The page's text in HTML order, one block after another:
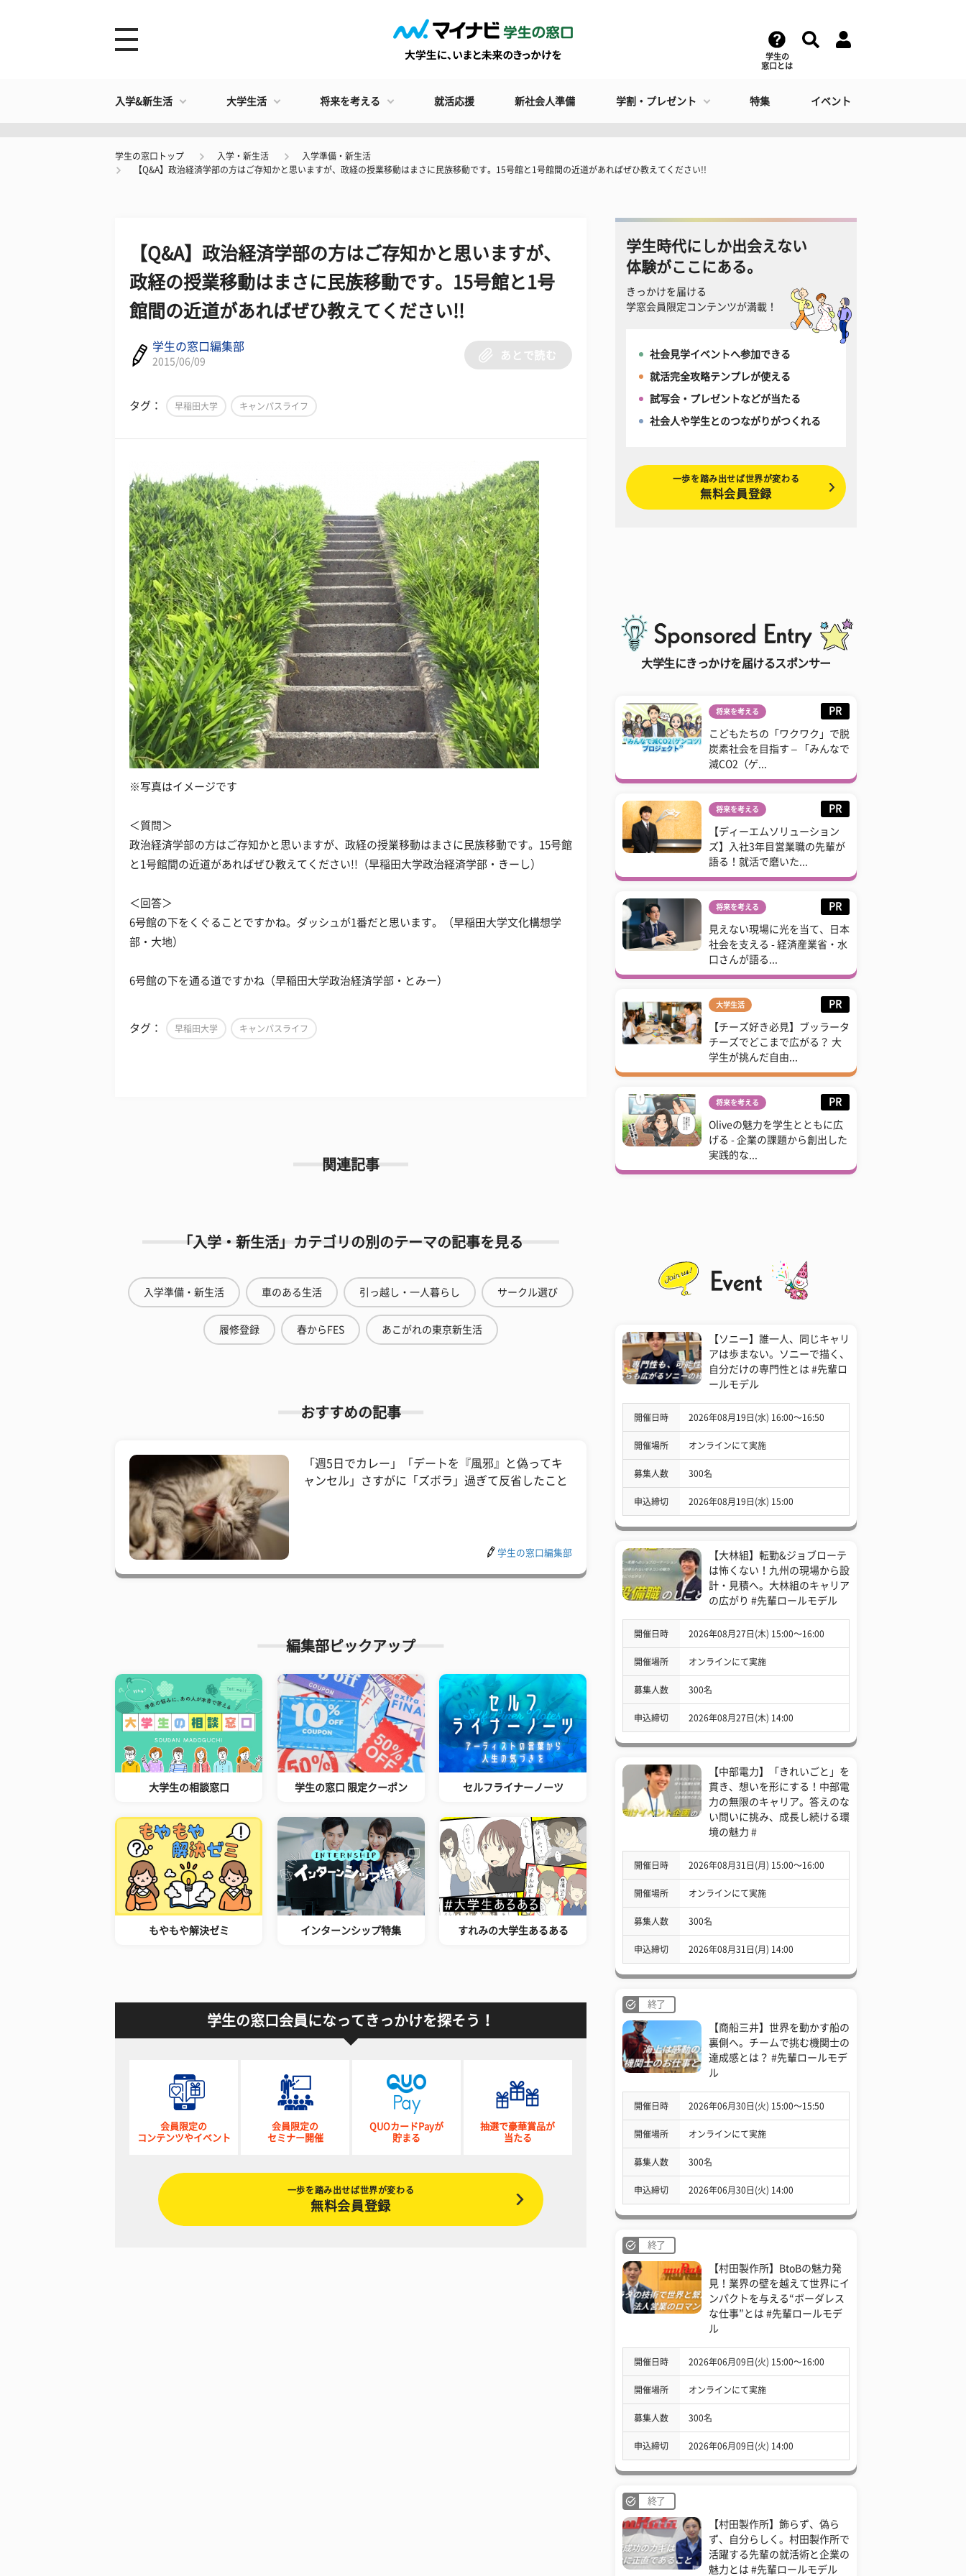
学生の
窓口とは
入学&新生活 大学生活 将来を考える 就活応援 新社会人準備 学割・プレゼント 特集 イベント
学生の窓口トップ 入学・新生活
入学準備・新生活
【Q&A】政治経済学部の方はご存知かと思いますが、政経の授業移動はまさに民族移動です。15号館と1号館間の近道があればぜひ教えてください!!
【Q&A】政治経済学部の方はご存知かと思いますが、
政経の授業移動はまさに民族移動です。15号館と1号
館間の近道があればぜひ教えてください!!
学生の窓口編集部
2015/06/09
あとで読む
タグ： 早稲田大学 キャンパスライフ
※写真はイメージです
＜質問＞
政治経済学部の方はご存知かと思いますが、政経の授業移動はまさに民族移動です。15号館
と1号館間の近道があればぜひ教えてください!!（早稲田大学政治経済学部・きーし）
＜回答＞
6号館の下をくぐることですかね。ダッシュが1番だと思います。（早稲田大学文化構想学
部・大地）
6号館の下を通る道ですかね（早稲田大学政治経済学部・とみー）
タグ： 早稲田大学 キャンパスライフ
関連記事
「入学・新生活」カテゴリの別のテーマの記事を見る
入学準備・新生活 車のある生活 引っ越し・一人暮らし サークル選び
履修登録 春からFES あこがれの東京新生活
おすすめの記事
「週5日でカレー」「デートを『風邪』と偽ってキ
ャンセル」さすがに「ズボラ」過ぎて反省したこと
学生の窓口編集部
編集部ピックアップ
大学生の相談窓口 学生の窓口 限定クーポン セルフライナーノーツ
もやもや解決ゼミ インターンシップ特集 すれみの大学生あるある
学生の窓口会員になってきっかけを探そう！
会員限定の
コンテンツやイベント
会員限定の
セミナー開催
QUOカードPayが
貯まる
抽選で豪華賞品が
当たる
一歩を踏み出せば世界が変わる
無料会員登録
学生時代にしか出会えない
体験がここにある。
きっかけを届ける
学窓会員限定コンテンツが満載！
社会見学イベントへ参加できる
就活完全攻略テンプレが使える
試写会・プレゼントなどが当たる
社会人や学生とのつながりがつくれる
一歩を踏み出せば世界が変わる
無料会員登録
大学生にきっかけを届けるスポンサー
将来を考える PR
こどもたちの「ワクワク」で脱
炭素社会を目指す – 「みんなで
減CO2（ゲ...
将来を考える PR
【ディーエムソリューション
ズ】入社3年目営業職の先輩が
語る！就活で磨いた...
将来を考える PR
見えない現場に光を当て、日本
社会を支える - 経済産業省・水
口さんが語る...
大学生活 PR
【チーズ好き必見】ブッラータ
チーズでどこまで広がる？ 大
学生が挑んだ自由...
将来を考える PR
Oliveの魅力を学生とともに広
げる - 企業の課題から創出した
実践的な...
【ソニー】誰一人、同じキャリ
アは歩まない。ソニーで描く、
自分だけの専門性とは #先輩ロ
ールモデル
開催日時 2026年08月19日(水) 16:00〜16:50
開催場所 オンラインにて実施
募集人数 300名
申込締切 2026年08月19日(水) 15:00
【大林組】転勤&ジョブローテ
は怖くない！九州の現場から設
計・見積へ。大林組のキャリア
の広がり #先輩ロールモデル
開催日時 2026年08月27日(木) 15:00〜16:00
開催場所 オンラインにて実施
募集人数 300名
申込締切 2026年08月27日(木) 14:00
【中部電力】「きれいごと」を
貫き、想いを形にする！中部電
力の無限のキャリア。答えのな
い問いに挑み、成長し続ける環
境の魅力 #
開催日時 2026年08月31日(月) 15:00〜16:00
開催場所 オンラインにて実施
募集人数 300名
申込締切 2026年08月31日(月) 14:00
終了
【商船三井】世界を動かす船の
裏側へ。チームで挑む機関士の
達成感とは？ #先輩ロールモデ
ル
開催日時 2026年06月30日(火) 15:00〜15:50
開催場所 オンラインにて実施
募集人数 300名
申込締切 2026年06月30日(火) 14:00
終了
【村田製作所】BtoBの魅力発
見！業界の壁を越えて世界にイ
ンパクトを与える“ボーダレス
な仕事”とは #先輩ロールモデ
ル
開催日時 2026年06月09日(火) 15:00〜16:00
開催場所 オンラインにて実施
募集人数 300名
申込締切 2026年06月09日(火) 14:00
終了
【村田製作所】飾らず、偽ら
ず、自分らしく。村田製作所で
活躍する先輩の就活術と企業の
魅力とは #先輩ロールモデル